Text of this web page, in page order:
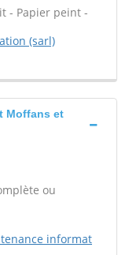
- Papier peint -
(sarl)
Moffans et
ou
informat